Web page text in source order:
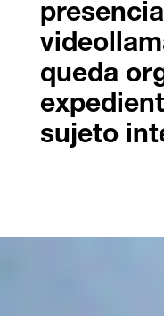
queda
sujeto